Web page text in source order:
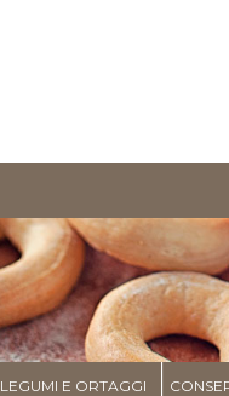
LEGUMI E ORTAGGI